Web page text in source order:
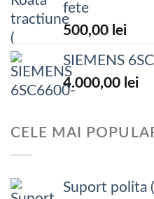
fete
500,00 lei
SIEMENS
4.000,00 lei
CELE MAI
Suport polita